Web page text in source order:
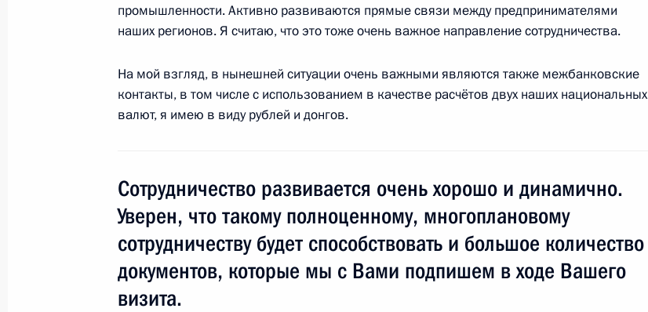
6 ноября 2008 года, 19:05 Москва, Кремль
5 ноября 2008 года, среда
Послание Федеральному Собранию Российской Федерации
4 ноября 2008 года, вторник
Выступление на торжественном приёме, посвящённом Дню
народного единства
4 ноября 2008 года, 15:15
1
промышленности. Активно развиваются прямые связи между предпринимателями
наших регионов. Я считаю, что это тоже очень важное направление сотрудничества.
На мой взгляд, в нынешней ситуации очень важными являются также межбанковские
контакты, в том числе с использованием в качестве расчётов двух наших национальных
валют, я имею в виду рублей и донгов.
Сотрудничество развивается очень хорошо и динамично.
Уверен, что такому полноценному, многоплановому
сотрудничеству будет способствовать и большое количество
документов, которые мы с Вами подпишем в ходе Вашего
визита.